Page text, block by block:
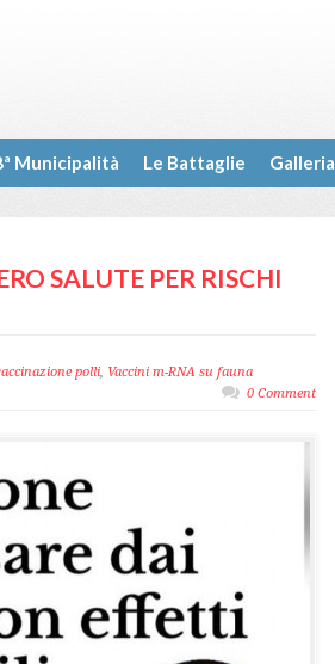
Municipalità Le Battaglie Galleria
SALUTE PER RISCHI
polli, Vaccini m-RNA su fauna
0 Comment